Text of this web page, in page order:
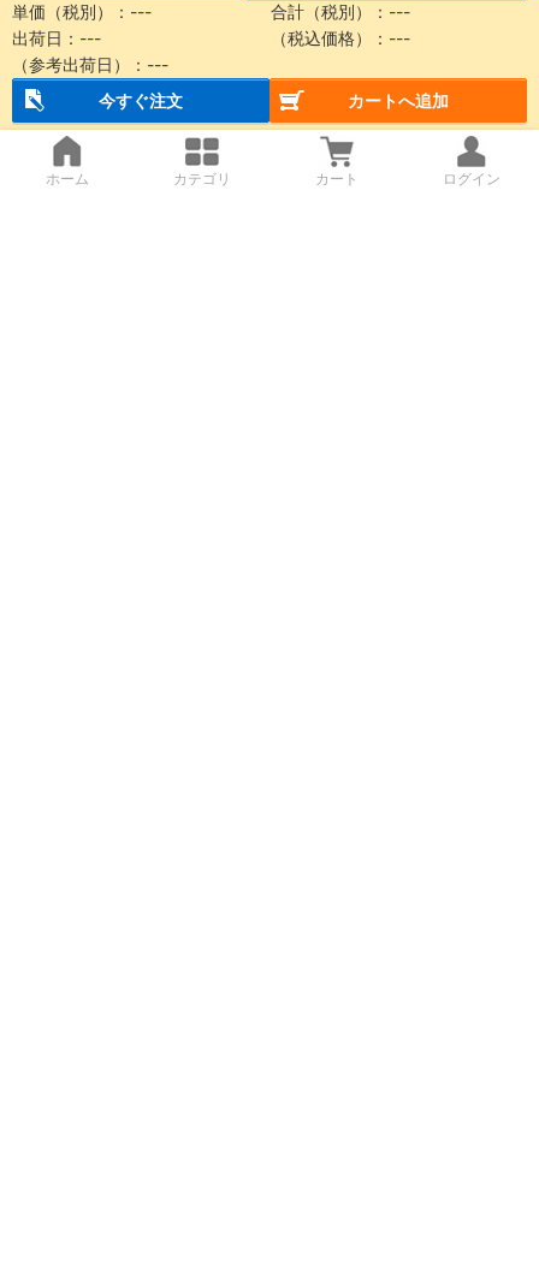
単価（税別）： --- 合計（税別）： ---
出荷日： --- （税込価格）： ---
（参考出荷日）： ---
今すぐ注文
カートへ追加
ホーム カテゴリ カート ログイン